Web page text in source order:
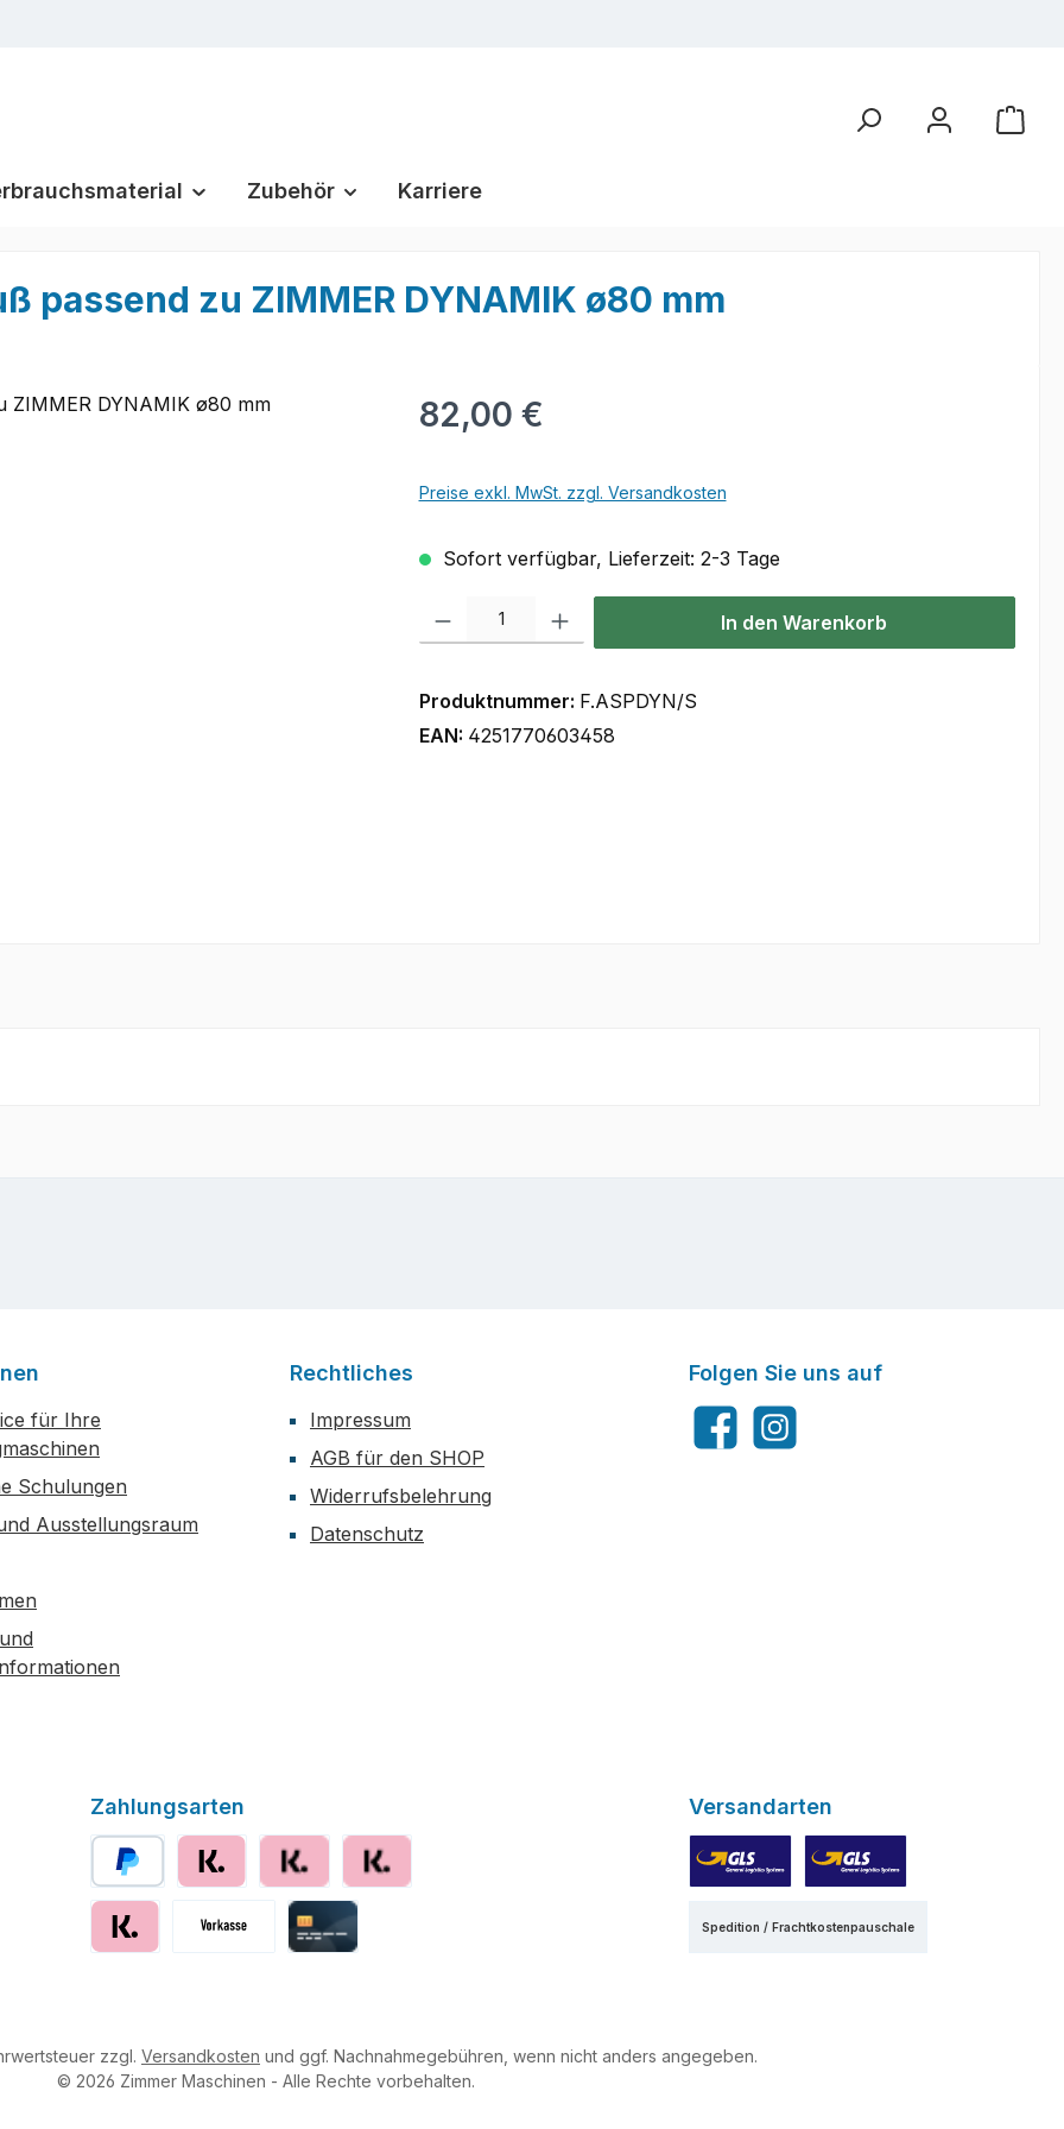
Zubehör Karriere
passend zu ZIMMER DYNAMIK ø80 mm
Regulärer Preis:
82,00 €
Preise exkl. MwSt. zzgl. Versandkosten
Sofort verfügbar, Lieferzeit: 2-3 Tage
Produkt Anzahl: Gib den gewünschten Wert ein oder benutze die Schaltflächen
In den Warenkorb
Produktnummer: F.ASPDYN/S
EAN: 4251770603458
für Ihre
Schulungen
Ausstellungsraum
Rechtliches
Impressum
AGB für den SHOP
Widerrufsbelehrung
Datenschutz
Zahlungsarten
PayPal Klarna Ratenzahlung
Klarna Rechnung
Versandarten
Spedition / Frachtkostenpauschale
Folgen Sie uns auf
FacebookInstagram
zzgl. Versandkosten und ggf. Nachnahmegebühren, wenn nicht anders angegeben.
© 2026 Zimmer Maschinen - Alle Rechte vorbehalten.